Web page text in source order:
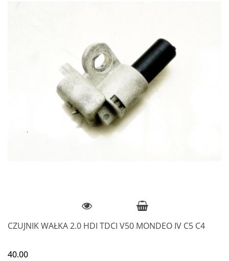
CZUJNIK WAŁKA 2.0 HDI TDCI V50 MONDEO IV C5 C4
40.00